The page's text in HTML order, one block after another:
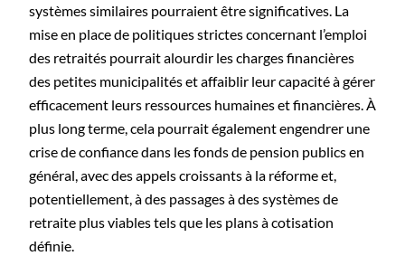
systèmes similaires pourraient être significatives. La
mise en place de politiques strictes concernant l’emploi
des retraités pourrait alourdir les charges financières
des petites municipalités et affaiblir leur capacité à gérer
efficacement leurs ressources humaines et financières. À
plus long terme, cela pourrait également engendrer une
crise de confiance dans les fonds de pension publics en
général, avec des appels croissants à la réforme et,
potentiellement, à des passages à des systèmes de
retraite plus viables tels que les plans à cotisation
définie.